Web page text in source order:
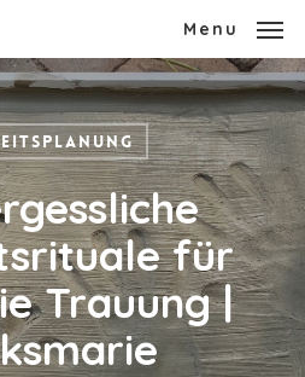
Menu
für
Trauung |